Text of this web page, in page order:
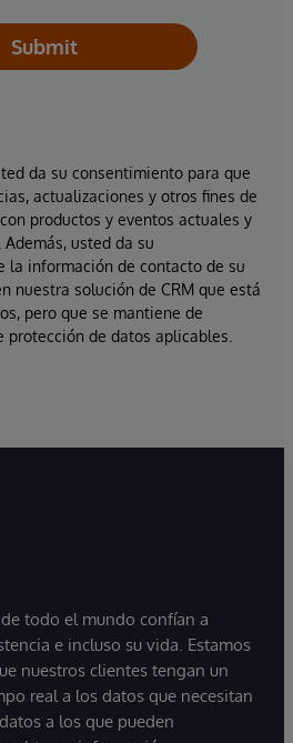
Submit
da su consentimiento para que
actualizaciones y otros fines de
productos y eventos actuales y
usted da su
la información de contacto de su
nuestra solución de CRM que está
pero que se mantiene de
protección de datos aplicables.
todo el mundo confían a
e incluso su vida. Estamos
nuestros clientes tengan un
real a los datos que necesitan
a los que pueden